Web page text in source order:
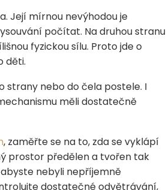
Její mírnou nevýhodou je
počítat. Na druhou stranu
fyzickou sílu. Proto jde o
děti.
strany nebo do čela postele. I
měli dostatečně
, zaměřte se na to, zda se vyklápí
prostor předělen a tvořen tak
nebyli nepříjemně
dostatečné odvětrávání,